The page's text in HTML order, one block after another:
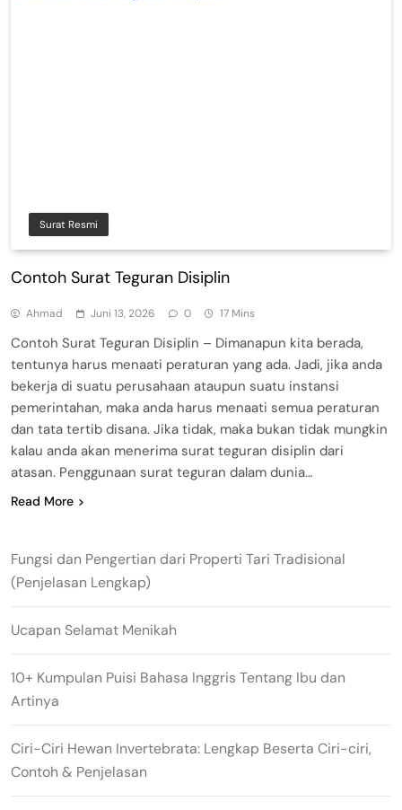
Surat Resmi
Contoh Surat Teguran Disiplin
Ahmad Juni 13, 2026 0 17 Mins
Contoh Surat Teguran Disiplin – Dimanapun kita berada,
tentunya harus menaati peraturan yang ada. Jadi, jika anda
bekerja di suatu perusahaan ataupun suatu instansi
pemerintahan, maka anda harus menaati semua peraturan
dan tata tertib disana. Jika tidak, maka bukan tidak mungkin
kalau anda akan menerima surat teguran disiplin dari
atasan. Penggunaan surat teguran dalam dunia…
Read More
Fungsi dan Pengertian dari Properti Tari Tradisional
(Penjelasan Lengkap)
Ucapan Selamat Menikah
10+ Kumpulan Puisi Bahasa Inggris Tentang Ibu dan
Artinya
Ciri-Ciri Hewan Invertebrata: Lengkap Beserta Ciri-ciri,
Contoh & Penjelasan